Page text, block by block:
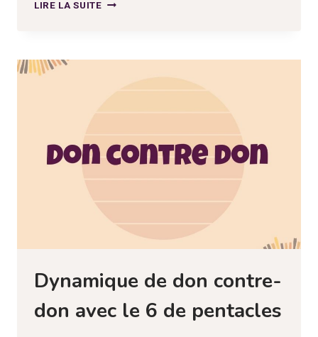
LIRE LA SUITE
Dynamique de don contre-
don avec le 6 de pentacles